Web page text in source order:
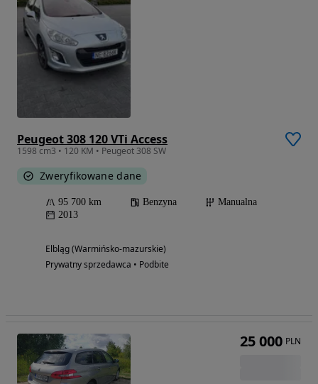
Peugeot 308 120 VTi Access
1598 cm3 • 120 KM • Peugeot 308 SW
Zweryfikowane dane
95 700 km Benzyna
Manualna
2013
Elbląg (Warmińsko-mazurskie)
Prywatny sprzedawca • Podbite
25 000 PLN